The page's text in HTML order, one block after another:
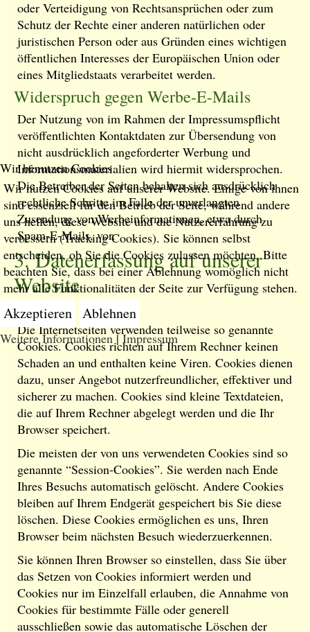
oder Verteidigung von Rechtsansprüchen oder zum
Schutz der Rechte einer anderen natürlichen oder
juristischen Person oder aus Gründen eines wichtigen
öffentlichen Interesses der Europäischen Union oder
eines Mitgliedstaats verarbeitet werden.
Widerspruch gegen Werbe-E-Mails
Der Nutzung von im Rahmen der Impressumspflicht
veröffentlichten Kontaktdaten zur Übersendung von
nicht ausdrücklich angeforderter Werbung und
Informationsmaterialien wird hiermit widersprochen.
Die Betreiber der Seiten behalten sich ausdrücklich
rechtliche Schritte im Falle der unverlangten
Zusendung von Werbeinformationen, etwa durch
Spam-E-Mails, vor.
3. Datenerfassung auf unserer
Website
Cookies
Die Internetseiten verwenden teilweise so genannte
Cookies. Cookies richten auf Ihrem Rechner keinen
Schaden an und enthalten keine Viren. Cookies dienen
dazu, unser Angebot nutzerfreundlicher, effektiver und
sicherer zu machen. Cookies sind kleine Textdateien,
die auf Ihrem Rechner abgelegt werden und die Ihr
Browser speichert.
Die meisten der von uns verwendeten Cookies sind so
genannte “Session-Cookies”. Sie werden nach Ende
Ihres Besuchs automatisch gelöscht. Andere Cookies
bleiben auf Ihrem Endgerät gespeichert bis Sie diese
löschen. Diese Cookies ermöglichen es uns, Ihren
Browser beim nächsten Besuch wiederzuerkennen.
Sie können Ihren Browser so einstellen, dass Sie über
das Setzen von Cookies informiert werden und
Cookies nur im Einzelfall erlauben, die Annahme von
Cookies für bestimmte Fälle oder generell
ausschließen sowie das automatische Löschen der
Wir benutzen Cookies
Wir nutzen Cookies auf unserer Website. Einige von ihnen
sind essenziell für den Betrieb der Seite, während andere
uns helfen, diese Website und die Nutzererfahrung zu
verbessern (Tracking Cookies). Sie können selbst
entscheiden, ob Sie die Cookies zulassen möchten. Bitte
beachten Sie, dass bei einer Ablehnung womöglich nicht
mehr alle Funktionalitäten der Seite zur Verfügung stehen.
Akzeptieren Ablehnen
Weitere Informationen|Impressum